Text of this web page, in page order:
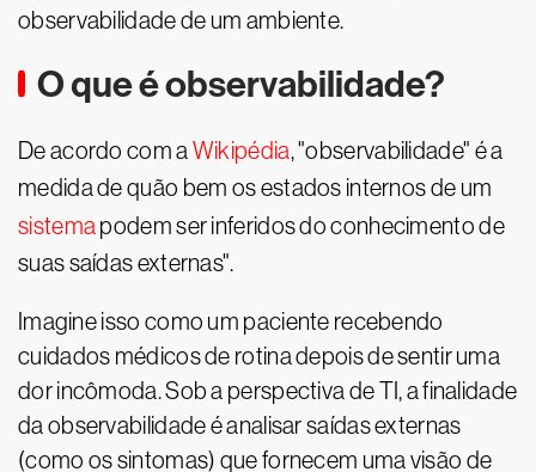
observabilidade de um ambiente.
O que é observabilidade?
De acordo com a Wikipédia, "observabilidade" é a
medida de quão bem os estados internos de um
sistema podem ser inferidos do conhecimento de
suas saídas externas".
Imagine isso como um paciente recebendo
cuidados médicos de rotina depois de sentir uma
dor incômoda. Sob a perspectiva de TI, a finalidade
da observabilidade é analisar saídas externas
(como os sintomas) que fornecem uma visão de